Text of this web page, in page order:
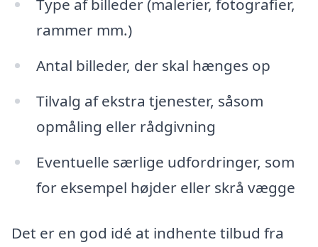
Type af billeder (malerier, fotografier,
rammer mm.)
Antal billeder, der skal hænges op
Tilvalg af ekstra tjenester, såsom
opmåling eller rådgivning
Eventuelle særlige udfordringer, som
for eksempel højder eller skrå vægge
Det er en god idé at indhente tilbud fra